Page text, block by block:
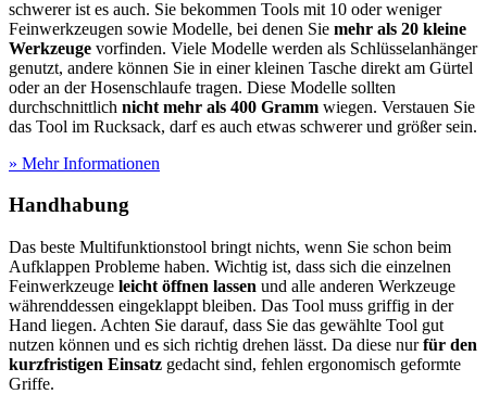
schwerer ist es auch. Sie bekommen Tools mit 10 oder weniger
Feinwerkzeugen sowie Modelle, bei denen Sie mehr als 20 kleine
Werkzeuge vorfinden. Viele Modelle werden als Schlüsselanhänger
genutzt, andere können Sie in einer kleinen Tasche direkt am Gürtel
oder an der Hosenschlaufe tragen. Diese Modelle sollten
durchschnittlich nicht mehr als 400 Gramm wiegen. Verstauen Sie
das Tool im Rucksack, darf es auch etwas schwerer und größer sein.
» Mehr Informationen
Handhabung
Das beste Multifunktionstool bringt nichts, wenn Sie schon beim
Aufklappen Probleme haben. Wichtig ist, dass sich die einzelnen
Feinwerkzeuge leicht öffnen lassen und alle anderen Werkzeuge
währenddessen eingeklappt bleiben. Das Tool muss griffig in der
Hand liegen. Achten Sie darauf, dass Sie das gewählte Tool gut
nutzen können und es sich richtig drehen lässt. Da diese nurfür den
kurzfristigen Einsatz gedacht sind, fehlen ergonomisch geformte
Griffe.